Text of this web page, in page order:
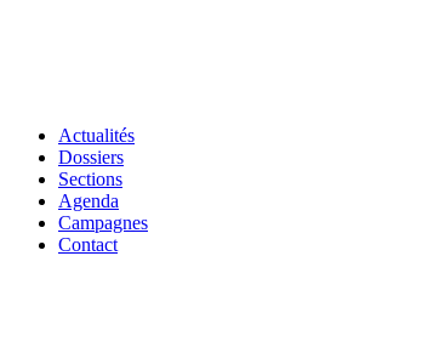
Actualités
Dossiers
Sections
Agenda
Campagnes
Contact